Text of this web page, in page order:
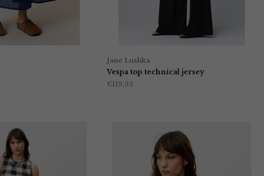
Jane Lushka
Vespa top technical jersey
€119,95